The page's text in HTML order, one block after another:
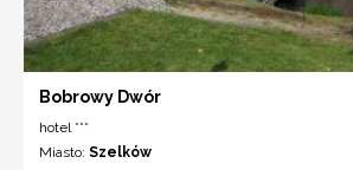
Bobrowy Dwór
hotel ***
Miasto: Szelków